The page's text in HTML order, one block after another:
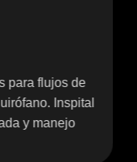
Los productos
todo el mundo.
garantiza